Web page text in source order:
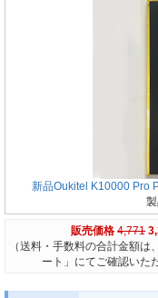
新品Oukitel K10000 Pro
販売価格 4,771
（送料・手数料の合計金額は
ート」にてご確認いた